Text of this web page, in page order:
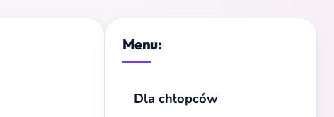
Menu:
Dla chłopców